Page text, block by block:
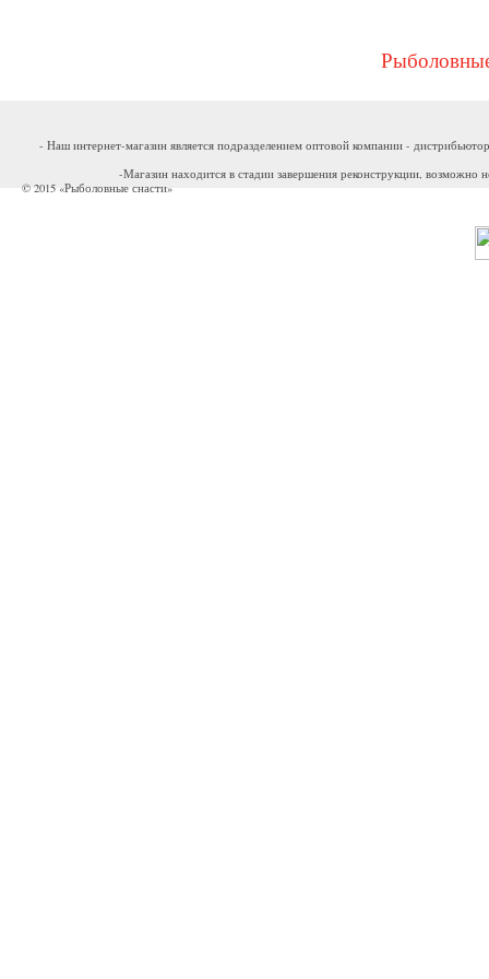
- Наш интернет-магазин является подразделением оптовой компании -
-Магазин находится в стадии завершения реконструкции, возможно
© 2015 «Рыболовные снасти»